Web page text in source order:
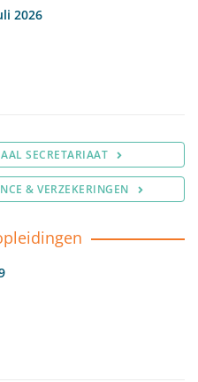
2026
SECRETARIAAT
& VERZEKERINGEN